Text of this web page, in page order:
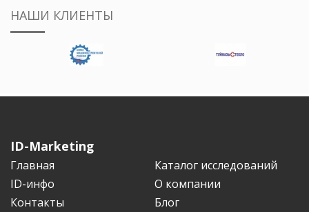
НАШИ КЛИЕНТЫ
ID-Marketing
Главная
Каталог исследований
ID-инфо
О компании
Контакты
Блог